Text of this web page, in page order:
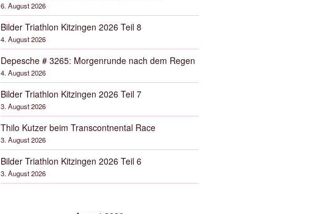
6. August 2026
Bilder Triathlon Kitzingen 2026 Teil 8
4. August 2026
Depesche # 3265: Morgenrunde nach dem Regen
4. August 2026
Bilder Triathlon Kitzingen 2026 Teil 7
3. August 2026
Thilo Kutzer beim Transcontnental Race
3. August 2026
Bilder Triathlon Kitzingen 2026 Teil 6
3. August 2026